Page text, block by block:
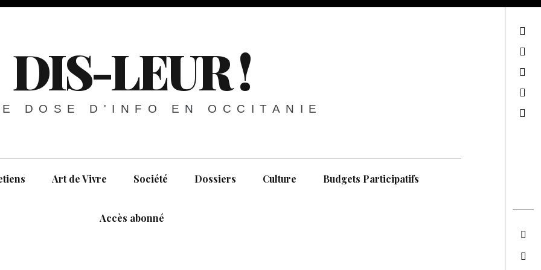
DIS-LEUR !
DOSE D'INFO EN OCCITANIE
Art de Vivre Société Dossiers Culture Budgets Participatifs
Accès abonné